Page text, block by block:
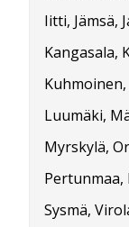
Iitti, Jämsä,
Kangasala,
Luumäki,
Myrskylä,
Pertunmaa,
Sysmä,